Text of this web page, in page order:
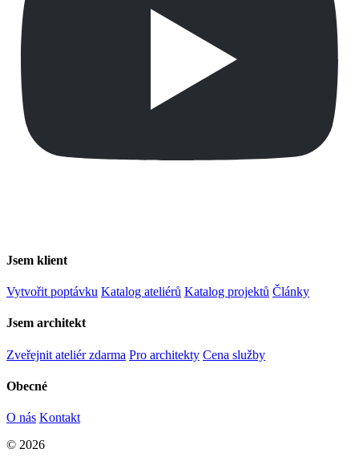
Jsem klient
Vytvořit poptávku Katalog ateliérů Katalog projektů Články
Jsem architekt
Zveřejnit ateliér zdarma Pro architekty Cena služby
Obecné
O nás Kontakt
© 2026